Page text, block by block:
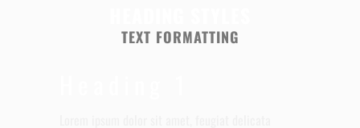
TEXT FORMATTING